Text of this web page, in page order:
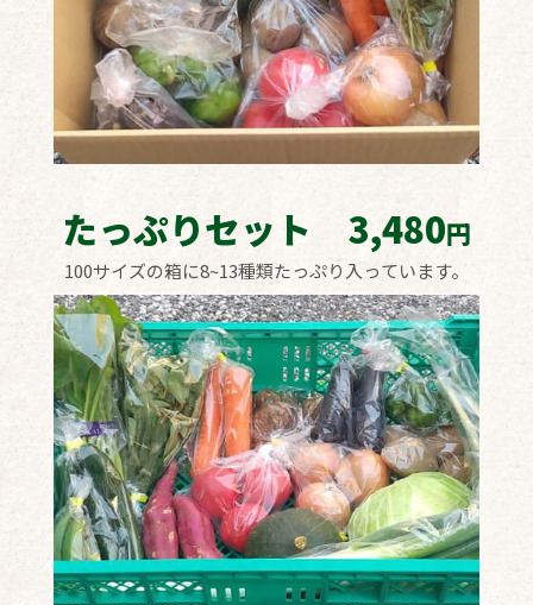
たっぷりセット 3,480円
100サイズの箱に8~13種類たっぷり入っています。